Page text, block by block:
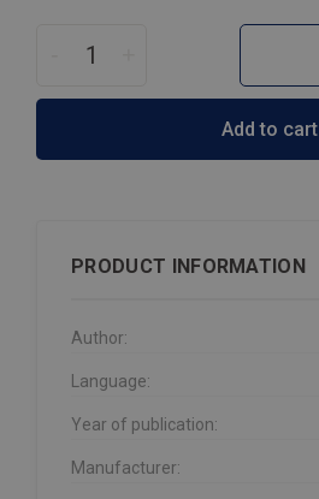
Add to cart
PRODUCT INFORMATION
Author:
Language:
Year of publication:
Manufacturer: